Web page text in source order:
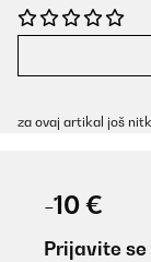
za ovaj artikal još
-10 €
Prijavite